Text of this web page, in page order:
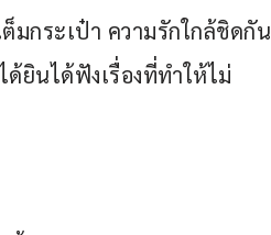
มกระเป๋า ความรักใกล้ชิดกัน
ยินได้ฟังเรื่องที่ทำให้ไม่